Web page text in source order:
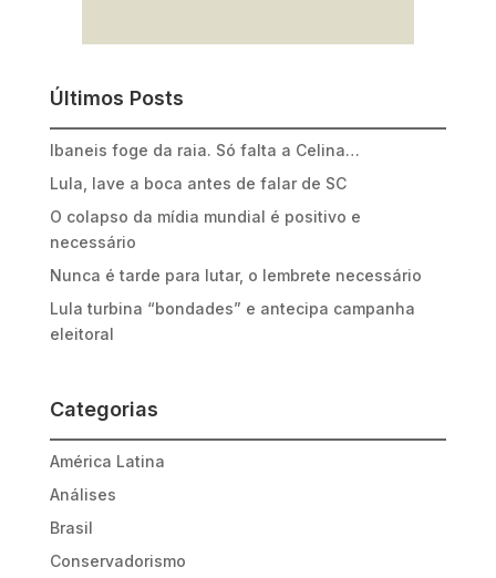
Últimos Posts
Ibaneis foge da raia. Só falta a Celina…
Lula, lave a boca antes de falar de SC
O colapso da mídia mundial é positivo e
necessário
Nunca é tarde para lutar, o lembrete necessário
Lula turbina “bondades” e antecipa campanha
eleitoral
Categorias
América Latina
Análises
Brasil
Conservadorismo